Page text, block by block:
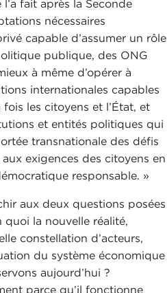
fait après la Seconde
nécessaires
capable d’assumer un rôle
publique, des ONG
à même d’opérer à
internationales capables
les citoyens et l’État, et
et entités politiques qui
transnationale des défis
exigences des citoyens en
responsable. »
aux deux questions posées
la nouvelle réalité,
constellation d’acteurs,
du système économique
aujourd’hui ?
parce qu’il fonctionne